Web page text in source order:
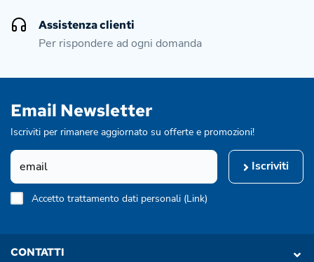
Assistenza clienti
Per rispondere ad ogni domanda
Email Newsletter
Iscriviti per rimanere aggiornato su offerte e promozioni!
Iscriviti
Accetto trattamento dati personali (Link)
CONTATTI